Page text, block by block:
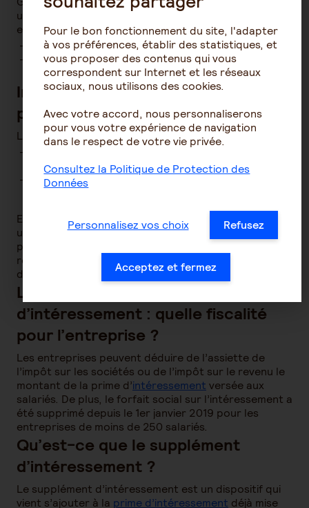
une fiche lui permettant d’exercer son droit d’option
et de faire connaître sa décision :
de percevoir sa prime d’intéressement ;
d’investir sa prime d’intéressement sur un plan
d’épargne salariale.
Intéressement : quelle fiscalité
pour le salarié ?
Les sommes distribuées au titre de l’intéressement :
l’exception de la CSG et CRDS,
sont soumises à l’impôt sur le revenu
En cas d’affectation de la prime d’intéressement sur
un plan d’épargne salariale, la prime et l’éventuelle
plus-value réalisée sont exonérées de l’impôt sur le
revenu, à condition d’avoir respecté la durée légale
d’indisponibilité des sommes déposées.
La mise en place d’un accord
d’intéressement : quelle fiscalité
pour l’entreprise ?
Les entreprises peuvent déduire de l’assiette de
l’impôt sur les sociétés ou de l’impôt sur le revenu le
montant de la prime d’intéressement versée aux
salariés. De plus, le forfait social sur l’intéressement a
été supprimé depuis le 1er janvier 2019 pour les
entreprises de moins de 250 salariés.
Qu’est-ce que le supplément
d’intéressement ?
Le supplément d’intéressement est un dispositif qui
vient s’ajouter à la prime d’intéressement déjà mise
Pour le bon fonctionnement du site, l'adapter
à vos préférences, établir des statistiques, et
vous proposer des contenus qui vous
correspondent sur Internet et les réseaux
sociaux, nous utilisons des cookies.
Avec votre accord, nous personnaliserons
pour vous votre expérience de navigation
dans le respect de votre vie privée.
Consultez la Politique de Protection des
Données
Personnalisez vos choix Refusez
Acceptez et fermez